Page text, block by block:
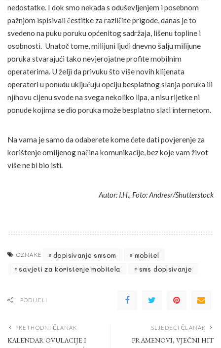
nedostatke. I dok smo nekada s oduševljenjem i posebnom
pažnjom ispisivali čestitke za različite prigode, danas je to
svedeno na puku poruku općenitog sadržaja, lišenu topline i
osobnosti. Unatoč tome, milijuni ljudi dnevno šalju milijune
poruka stvarajući tako nevjerojatne profite mobilnim
operaterima. U želji da privuku što više novih klijenata
operateri u ponudu uključuju opciju besplatnog slanja poruka ili
njihovu cijenu svode na svega nekoliko lipa, a nisu rijetke ni
ponude kojima se dio poruka može besplatno slati internetom.
Na vama je samo da odaberete kome ćete dati povjerenje za
korištenje omiljenog načina komunikacije, bez koje vam život
više ne bi bio isti.
Autor: I.H., Foto: Andresr/Shutterstock
OZNAKE dopisivanje smsom
mobitel
savjeti za koristenje mobitela
sms dopisivanje
PODIJELI
PRETHODNI ČLANAK
KALENDAR OVULACIJE I
SLJEDEĆI ČLANAK
PRAMENOVI, VJEČNI HIT